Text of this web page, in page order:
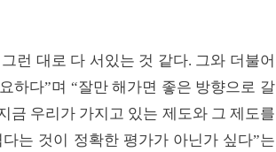
런 대로 다 서있는 것 같다. 그와 더불어
하다”며 “잘만 해가면 좋은 방향으로 갈
금 우리가 가지고 있는 제도와 그 제도를
는 것이 정확한 평가가 아닌가 싶다”는